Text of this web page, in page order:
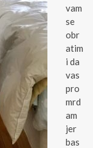
vam
se
obr
atim
i da
vas
pro
mrd
am
jer
bas